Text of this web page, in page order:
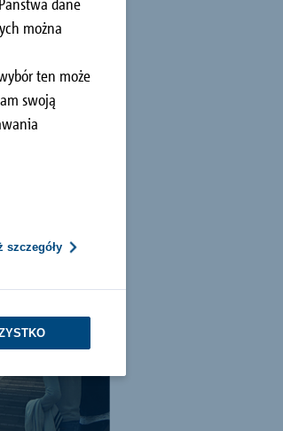
można
ten może
swoją
szczegóły